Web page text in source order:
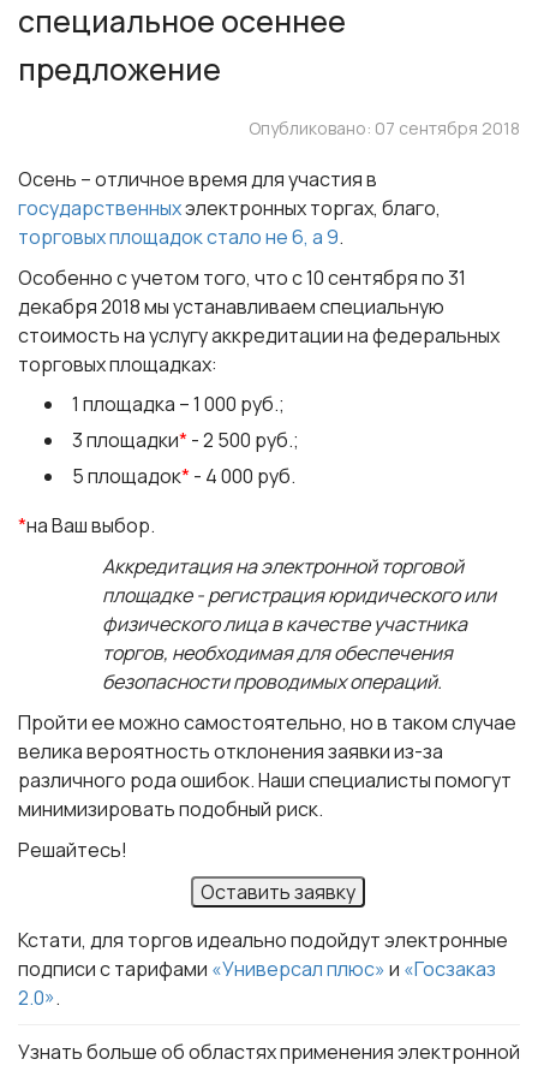
специальное осеннее
предложение
Опубликовано: 07 сентября 2018
Осень – отличное время для участия в
государственныхэлектронных торгах, благо,
торговых площадок стало не 6, а 9.
Особенно с учетом того, что с 10 сентября по 31
декабря 2018 мы устанавливаем специальную
стоимость на услугу аккредитации нафедеральных
торговых площадках:
1 площадка – 1 000 руб.;
3 площадки*- 2 500 руб.;
5 площадок*- 4 000 руб.
*на Ваш выбор.
Аккредитация на электронной торговой
площадке -регистрация юридического или
физического лицав качестве участника
торгов, необходимая для обеспечения
безопасности проводимых операций.
Пройти ее можно самостоятельно, но в таком случае
велика вероятность отклонениязаявки из-за
различного рода ошибок. Наши специалисты помогут
минимизировать подобный риск.
Решайтесь!
Оставить заявку
Кстати, для торгов идеально подойдут электронные
подписи с тарифами «Универсал плюс» и «Госзаказ
2.0».
Узнать больше об областях применения электронной